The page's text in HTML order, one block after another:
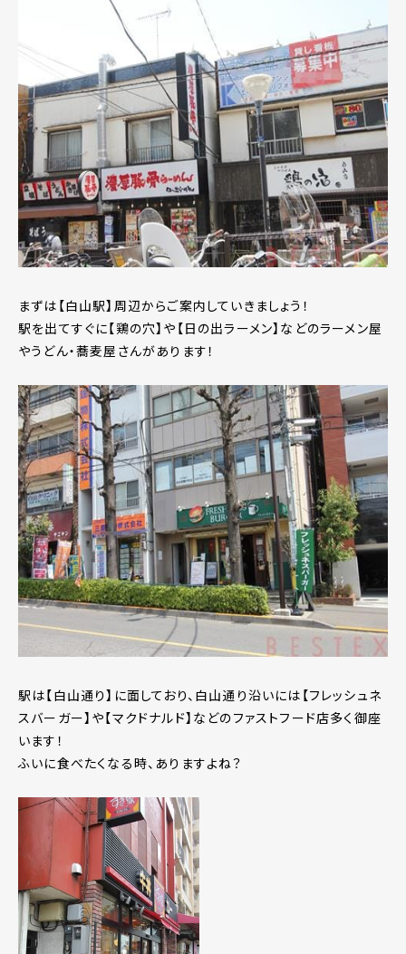
まずは【白山駅】周辺からご案内していきましょう！
駅を出てすぐに【鶏の穴】や【日の出ラーメン】などのラーメン屋
やうどん・蕎麦屋さんがあります！
駅は【白山通り】に面しており、白山通り沿いには【フレッシュネ
スバーガー】や【マクドナルド】などのファストフード店多く御座
います！
ふいに食べたくなる時、ありますよね？